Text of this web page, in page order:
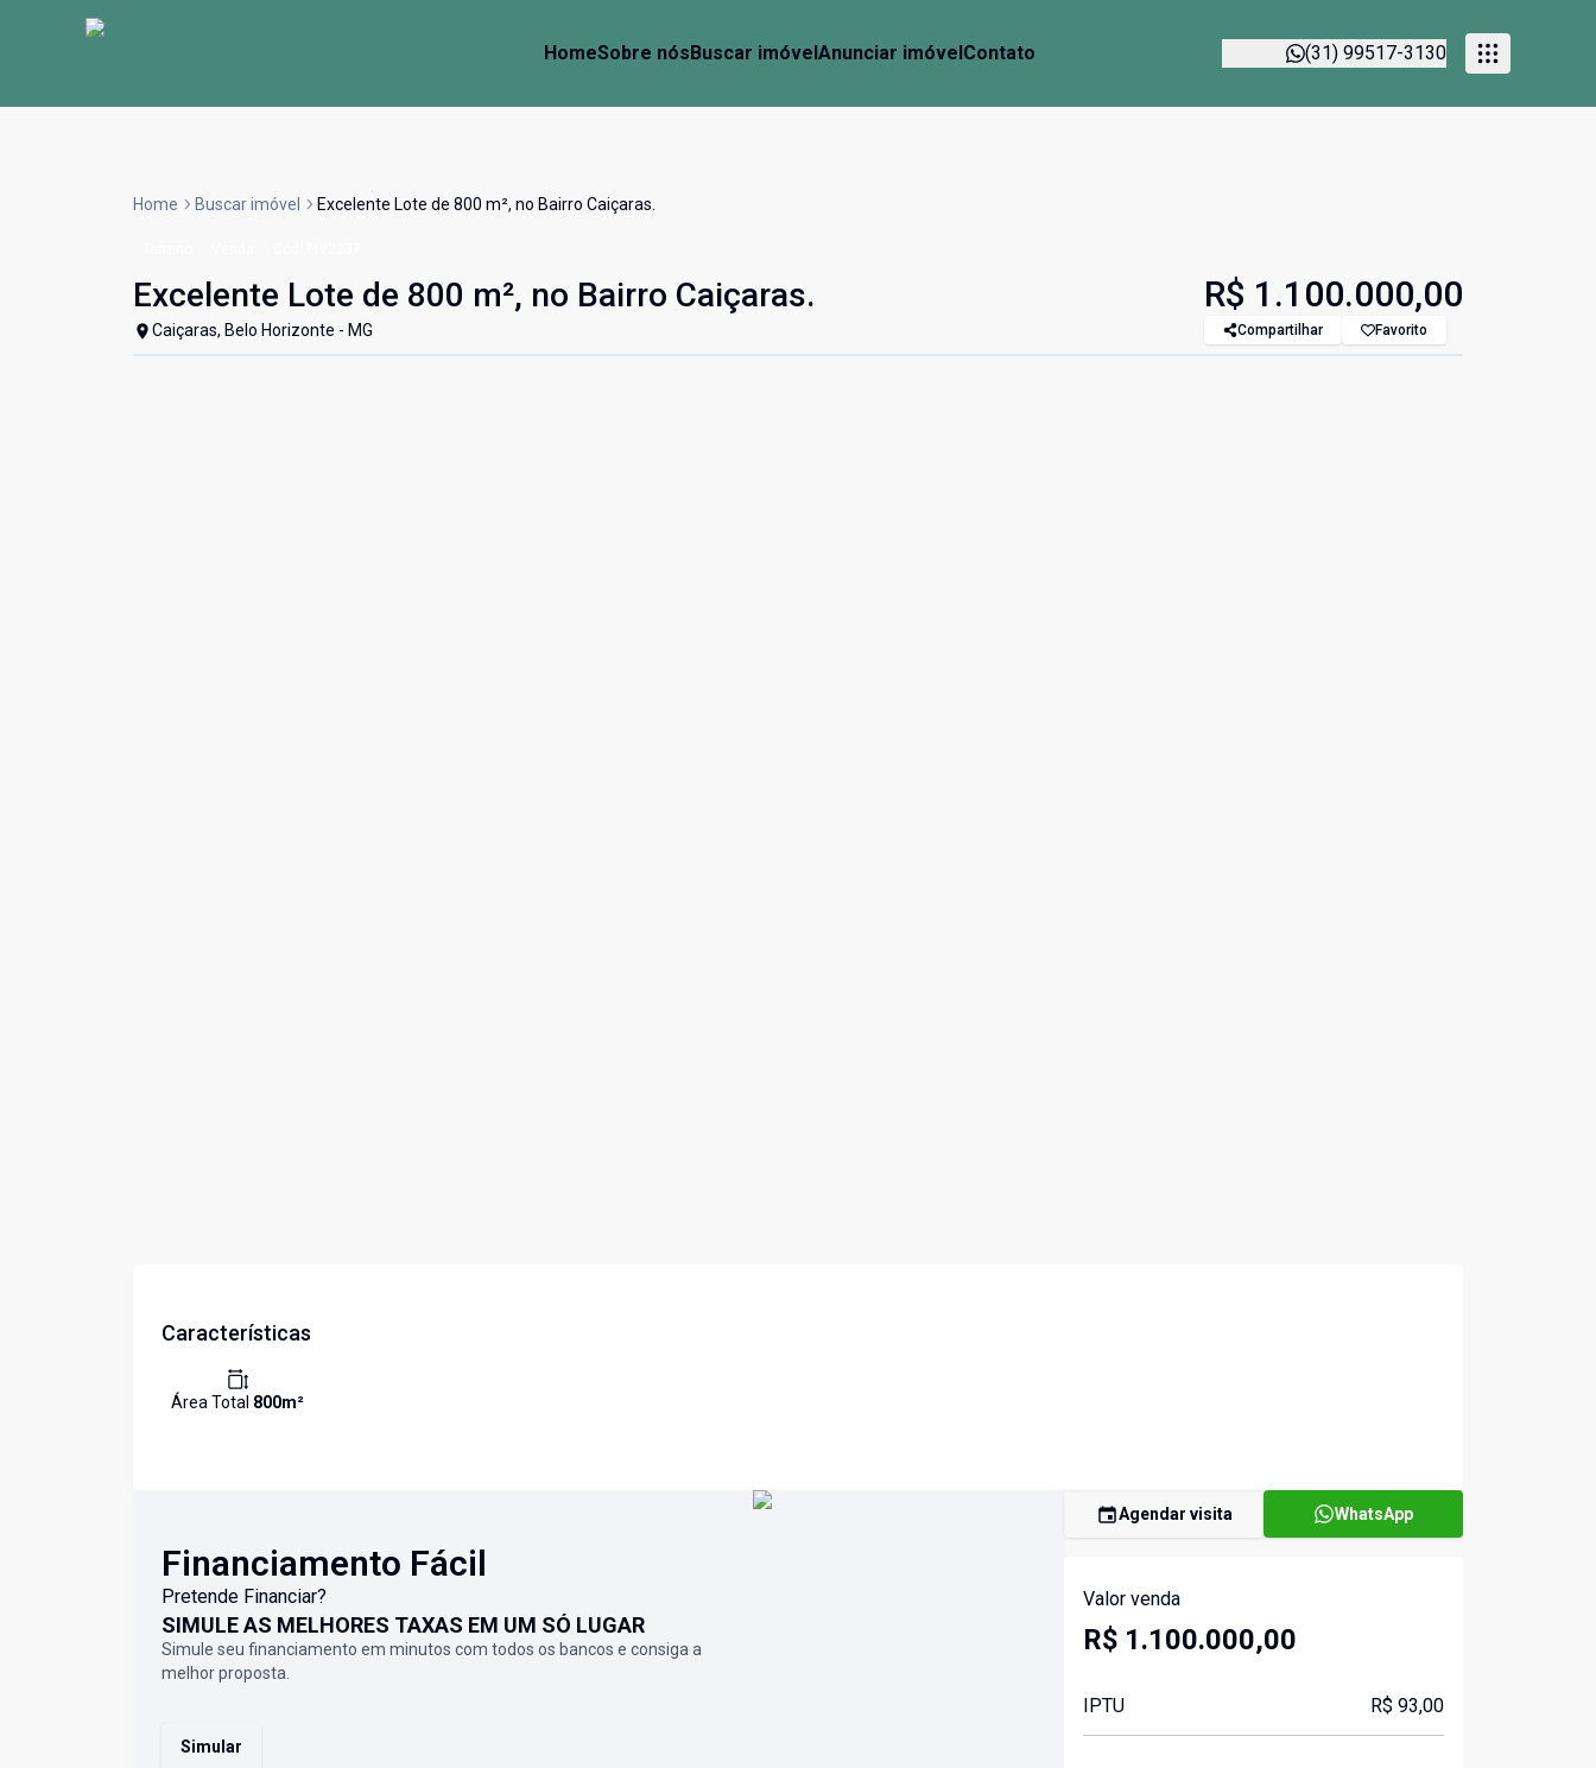
HomeSobre nósBuscar imóvelAnunciar imóvelContato (31) 99517-3130
Home Buscar imóvel Excelente Lote de 800 m², no Bairro Caiçaras.
Excelente Lote de 800 m², no Bairro Caiçaras.
Caiçaras, Belo Horizonte - MG
R$ 1.100.000,00
Compartilhar Favorito
Características
Área Total 800m²
Financiamento Fácil
Pretende Financiar?
SIMULE AS MELHORES TAXAS EM UM SÓ LUGAR
Simule seu financiamento em minutos com todos os bancos e consiga a
melhor proposta.
Simular
Agendar visita WhatsApp
Valor venda
R$ 1.100.000,00
IPTU R$ 93,00